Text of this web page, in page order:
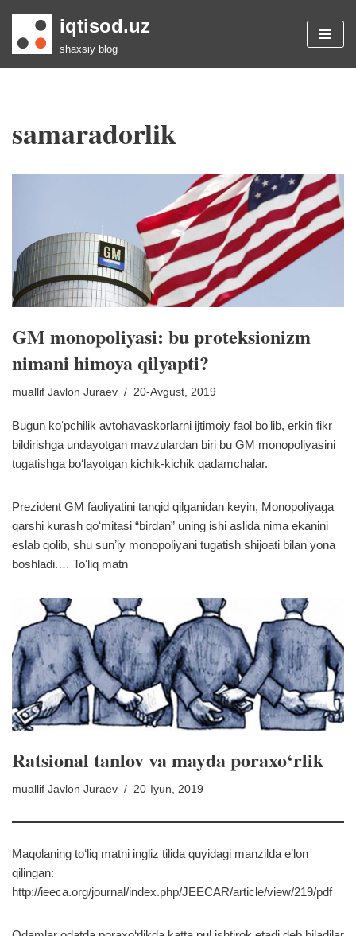
Skip
iqtisod.uz
shaxsiy blog
samaradorlik
GM monopoliyasi: bu proteksionizm
nimani himoya qilyapti?
muallif Javlon Juraev 20-Avgust, 2019
Bugun koʻpchilik avtohavaskorlarni ijtimoiy faol boʻlib, erkin fikr
bildirishga undayotgan mavzulardan biri bu GM monopoliyasini
tugatishga boʻlayotgan kichik-kichik qadamchalar.
Prezident GM faoliyatini tanqid qilganidan keyin, Monopoliyaga
qarshi kurash qoʻmitasi “birdan” uning ishi aslida nima ekanini
eslab qolib, shu sunʼiy monopoliyani tugatish shijoati bilan yona
boshladi.… Toʻliq matn
Ratsional tanlov va mayda poraxo‘rlik
muallif Javlon Juraev 20-Iyun, 2019
Maqolaning toʻliq matni ingliz tilida quyidagi manzilda eʼlon
qilingan:
http://ieeca.org/journal/index.php/JEECAR/article/view/219/pdf